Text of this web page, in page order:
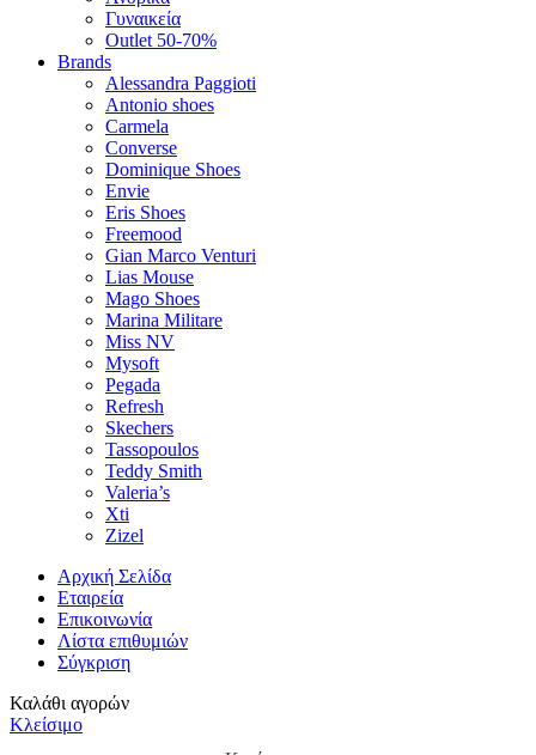
Γυναικεία
Outlet 50-70%
Brands
Alessandra Paggioti
Antonio shoes
Carmela
Converse
Dominique Shoes
Envie
Eris Shoes
Freemood
Gian Marco Venturi
Lias Mouse
Mago Shoes
Marina Militare
Miss NV
Mysoft
Pegada
Refresh
Skechers
Tassopoulos
Teddy Smith
Valeria’s
Xti
Zizel
Αρχική Σελίδα
Εταιρεία
Επικοινωνία
Λίστα επιθυμιών
Σύγκριση
Καλάθι αγορών
Κλείσιμο